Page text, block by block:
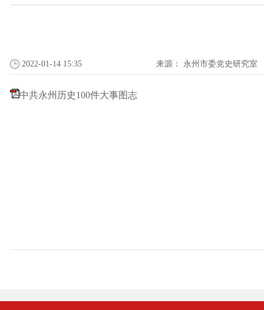
2022-01-14 15:35 来源： 永州市委党史研究室
中共永州历史100件大事图志